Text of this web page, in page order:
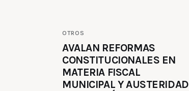
OTROS
AVALAN REFORMAS
CONSTITUCIONALES EN
MATERIA FISCAL
MUNICIPAL Y AUSTERIDAD